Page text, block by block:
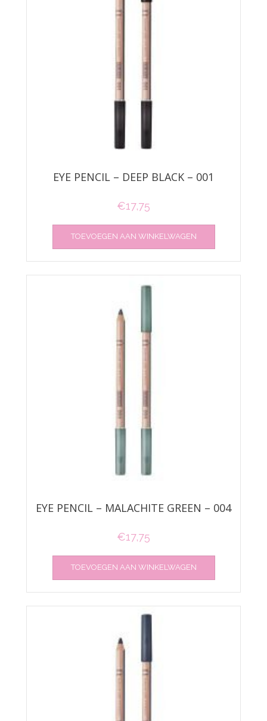
EYE PENCIL – DEEP BLACK – 001
€17,75
TOEVOEGEN AAN WINKELWAGEN
EYE PENCIL – MALACHITE GREEN – 004
€17,75
TOEVOEGEN AAN WINKELWAGEN